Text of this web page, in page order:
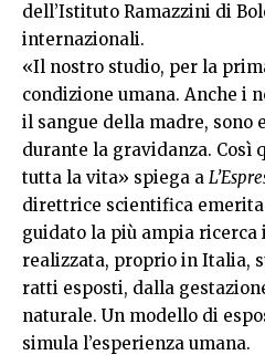
dell’Istituto Ramazzini di
internazionali.
«Il nostro studio, per la
condizione umana. Anche i
il sangue della madre, sono
durante la gravidanza. Così
tutta la vita» spiega a
direttrice scientifica
guidato la più ampia
realizzata, proprio in Italia,
ratti esposti, dalla
naturale. Un modello di
simula l’esperienza umana.